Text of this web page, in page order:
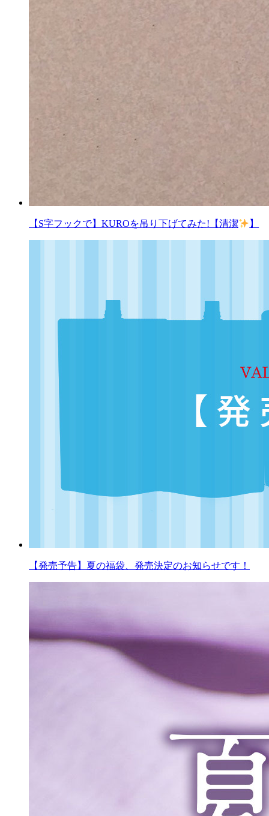
【S字フックで】KUROを吊り下げてみた!【清潔 】
【発売予告】夏の福袋、発売決定のお知らせです！